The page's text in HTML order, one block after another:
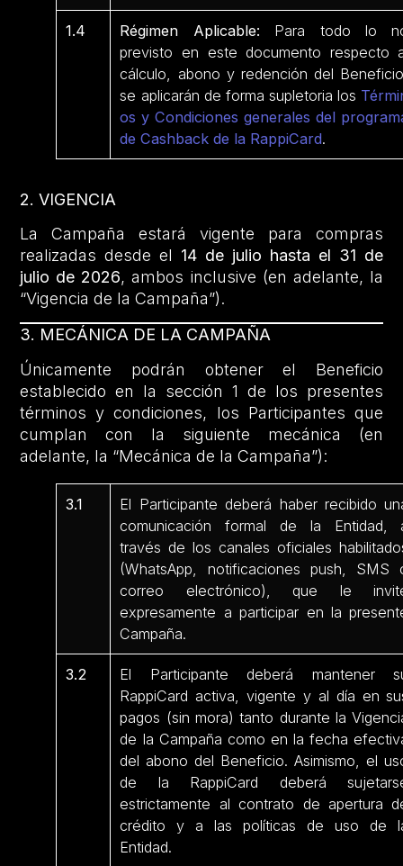
1.4 Régimen Aplicable: Para todo lo
previsto en este documento respecto
cálculo, abono y redención del
se aplicarán de forma supletoria los
os y Condiciones generales del
de Cashback de la RappiCard.
2. VIGENCIA
La Campaña estará vigente para compras
realizadas desde el 14 de julio hasta el 31 de
julio de 2026, ambos inclusive (en adelante, la
“Vigencia de la Campaña”).
3. MECÁNICA DE LA CAMPAÑA
Únicamente podrán obtener el Beneficio
establecido en la sección 1 de los presentes
términos y condiciones, los Participantes que
cumplan con la siguiente mecánica (en
adelante, la “Mecánica de la Campaña”):
3.1
El Participante deberá haber recibido
comunicación formal de la Entidad,
través de los canales oficiales
(WhatsApp, notificaciones push, SMS
correo electrónico), que le
expresamente a participar en la
Campaña.
3.2
El Participante deberá mantener
RappiCard activa, vigente y al día en
pagos (sin mora) tanto durante la
de la Campaña como en la fecha
del abono del Beneficio. Asimismo, el
de la RappiCard deberá
estrictamente al contrato de apertura
crédito y a las políticas de uso de
Entidad.